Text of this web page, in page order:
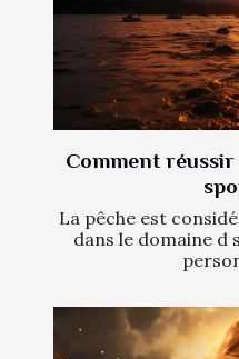
Comment
La pêche est
dans le domaine d